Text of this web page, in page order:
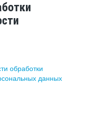
обработки
данных